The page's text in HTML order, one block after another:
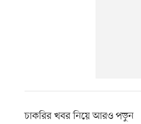
চাকরির খবর নিয়ে আরও পড়ুন